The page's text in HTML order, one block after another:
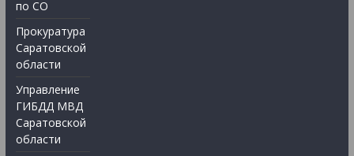
по СО
Прокуратура
Саратовской
области
Управление
ГИБДД МВД
Саратовской
области